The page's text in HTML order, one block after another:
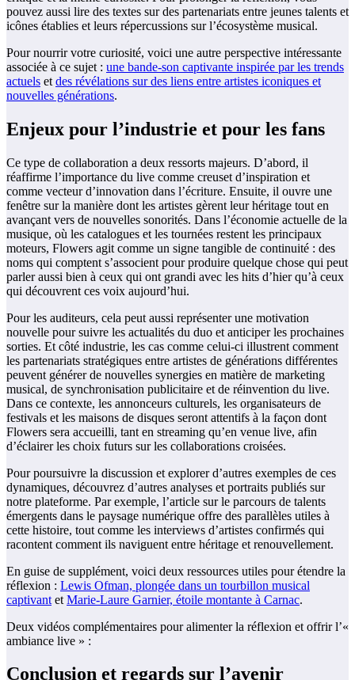
pouvez aussi lire des textes sur des partenariats entre jeunes talents et
icônes établies et leurs répercussions sur l’écosystème musical.
Pour nourrir votre curiosité, voici une autre perspective intéressante
associée à ce sujet : une bande-son captivante inspirée par les trends
actuels et des révélations sur des liens entre artistes iconiques et
nouvelles générations.
Enjeux pour l’industrie et pour les fans
Ce type de collaboration a deux ressorts majeurs. D’abord, il
réaffirme l’importance du live comme creuset d’inspiration et
comme vecteur d’innovation dans l’écriture. Ensuite, il ouvre une
fenêtre sur la manière dont les artistes gèrent leur héritage tout en
avançant vers de nouvelles sonorités. Dans l’économie actuelle de la
musique, où les catalogues et les tournées restent les principaux
moteurs, Flowers agit comme un signe tangible de continuité : des
noms qui comptent s’associent pour produire quelque chose qui peut
parler aussi bien à ceux qui ont grandi avec les hits d’hier qu’à ceux
qui découvrent ces voix aujourd’hui.
Pour les auditeurs, cela peut aussi représenter une motivation
nouvelle pour suivre les actualités du duo et anticiper les prochaines
sorties. Et côté industrie, les cas comme celui-ci illustrent comment
les partenariats stratégiques entre artistes de générations différentes
peuvent générer de nouvelles synergies en matière de marketing
musical, de synchronisation publicitaire et de réinvention du live.
Dans ce contexte, les annonceurs culturels, les organisateurs de
festivals et les maisons de disques seront attentifs à la façon dont
Flowers sera accueilli, tant en streaming qu’en venue live, afin
d’éclairer les choix futurs sur les collaborations croisées.
Pour poursuivre la discussion et explorer d’autres exemples de ces
dynamiques, découvrez d’autres analyses et portraits publiés sur
notre plateforme. Par exemple, l’article sur le parcours de talents
émergents dans le paysage numérique offre des parallèles utiles à
cette histoire, tout comme les interviews d’artistes confirmés qui
racontent comment ils naviguent entre héritage et renouvellement.
En guise de supplément, voici deux ressources utiles pour étendre la
réflexion : Lewis Ofman, plongée dans un tourbillon musical
captivant et Marie-Laure Garnier, étoile montante à Carnac.
Deux vidéos complémentaires pour alimenter la réflexion et offrir l’«
ambiance live » :
Conclusion et regards sur l’avenir